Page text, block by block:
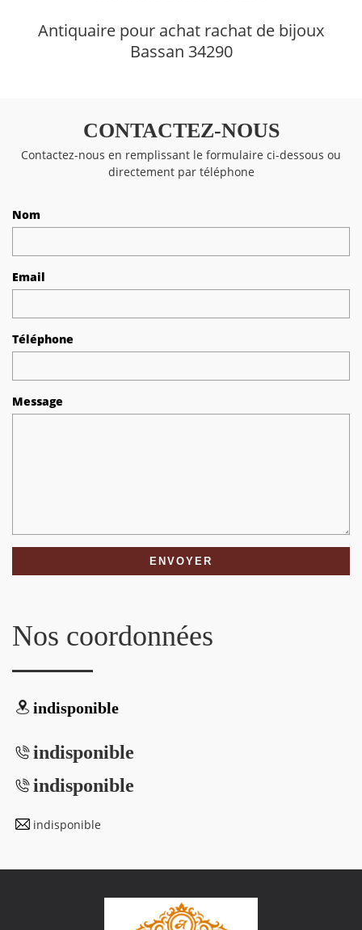
Antiquaire pour achat rachat de bijoux
Bassan 34290
CONTACTEZ-NOUS
Contactez-nous en remplissant le formulaire ci-dessous ou
directement par téléphone
Nom
Email
Téléphone
Message
Nos coordonnées
indisponible
indisponible
indisponible
indisponible